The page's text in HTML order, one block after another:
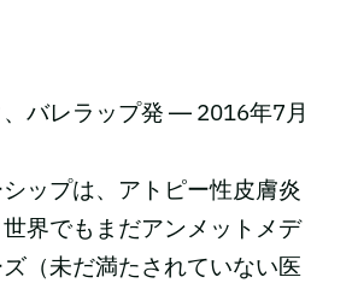
、バレラップ発 ― 2016年7月
ップは、アトピー性皮膚炎
界でもまだアンメットメデ
（未だ満たされていない医